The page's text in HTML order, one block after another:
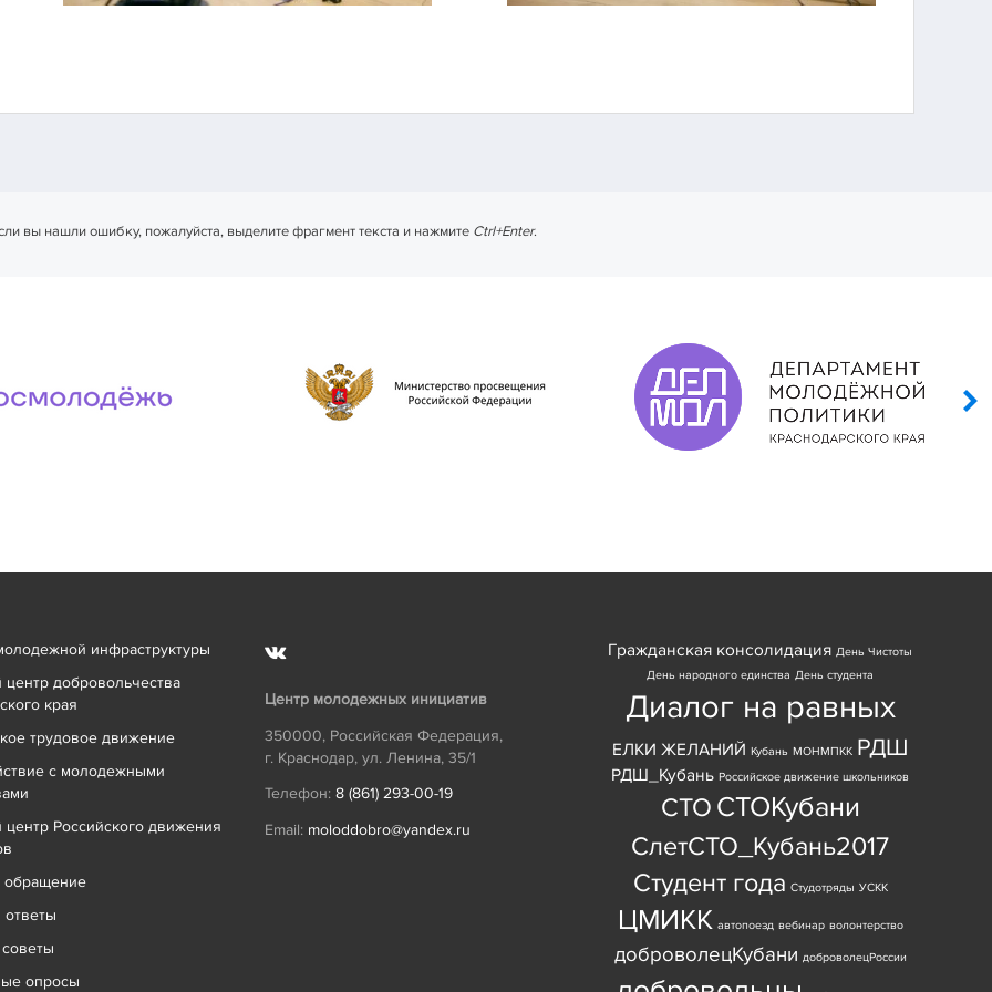
вы нашли ошибку, пожалуйста, выделите фрагмент текста и нажмите Ctrl+Enter.
инфраструктуры
добровольчества
края
трудовое движение
с молодежными
центр Российского движения
обращение
опросы
Центр молодежных инициатив
350000, Российская Федерация,
г. Краснодар, ул. Ленина, 35/1
Телефон: 8 (861) 293-00-19
Email: moloddobro@yandex.ru
Гражданская консолидация День Чистоты
День народного единства День студента
Диалог на равных
ЕЛКИ ЖЕЛАНИЙ Кубань МОНМПКК РДШ
РДШ_Кубань Российское движение школьников
СТО СТОКубани
СлетСТО_Кубань2017
Студент года Студотряды УСКК
ЦМИКК автопоезд вебинар волонтерство
доброволецКубани доброволецРоссии